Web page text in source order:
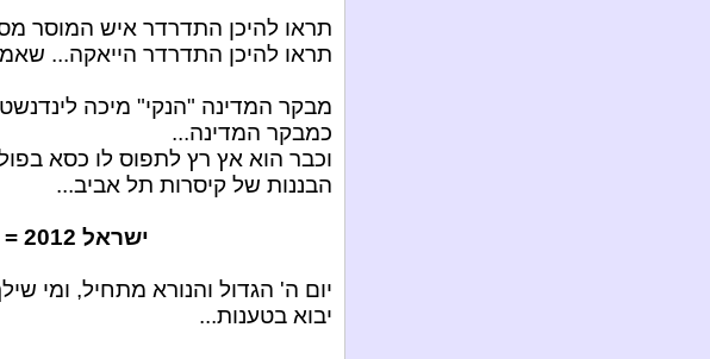
תראו להיכן התדרדר איש המוסר מס' 1
תראו להיכן התדרדר הייאקה...
מבקר המדינה "הנקי" מיכה
כמבקר המדינה...
וכבר הוא אץ רץ לתפוס לו כסא
הבננות של קיסרות תל אביב...
ישראל 2012 =
יום ה' הגדול והנורא מתחיל, ומי
יבוא בטענות...